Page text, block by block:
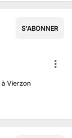
S'ABONNER
Vierzon